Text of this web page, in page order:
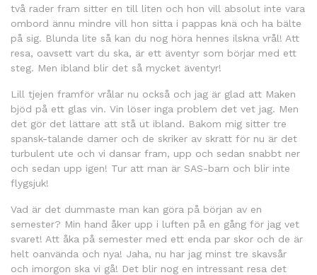
två rader fram sitter en till liten och hon vill absolut inte vara
ombord ännu mindre vill hon sitta i pappas knä och ha bälte
på sig. Blunda lite så kan du nog höra hennes ilskna vrål! Att
resa, oavsett vart du ska, är ett äventyr som börjar med ett
steg. Men ibland blir det så mycket äventyr!
Lill tjejen framför vrålar nu också och jag är glad att Maken
bjöd på ett glas vin. Vin löser inga problem det vet jag. Men
det gör det lättare att stå ut ibland. Bakom mig sitter tre
spansk-talande damer och de skriker av skratt för nu är det
turbulent ute och vi dansar fram, upp och sedan snabbt ner
och sedan upp igen! Tur att man är SAS-barn och blir inte
flygsjuk!
Vad är det dummaste man kan göra på början av en
semester? Min hand åker upp i luften på en gång för jag vet
svaret! Att åka på semester med ett enda par skor och de är
helt oanvända och nya! Jaha, nu har jag minst tre skavsår
och imorgon ska vi gå! Det blir nog en intressant resa det